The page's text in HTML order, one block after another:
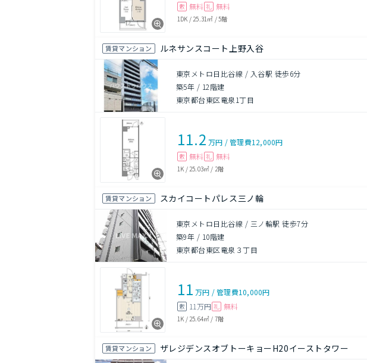
敷 無料 礼 無料
1DK / 25.31㎡ /5階
賃貸マンション ルネサンスコート上野入谷
東京メトロ日比谷線 / 入谷駅 徒歩6分
築5年 / 12階建
東京都台東区竜泉1丁目
11.2 万円 /管理費12,000円
敷 無料 礼 無料
1K / 25.03㎡ / 2階
賃貸マンション スカイコートパレス三ノ輪
東京メトロ日比谷線 / 三ノ輪駅 徒歩7分
築9年 / 10階建
東京都台東区竜泉３丁目
11 万円 /管理費10,000円
敷 11万円 礼 無料
1K / 25.64㎡ / 7階
賃貸マンション ザレジデンスオブトーキョーH20イーストタワー